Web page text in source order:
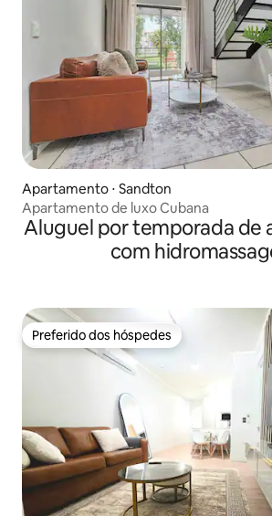
Apartamento ⋅ Sandton
Apartamento de luxo Cubana
Aluguel por temporada de
com
Preferido dos hóspedes
Preferido dos hóspedes